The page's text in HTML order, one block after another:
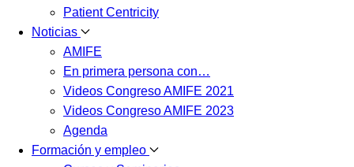
Patient Centricity
Noticias
AMIFE
En primera persona con…
Videos Congreso AMIFE 2021
Videos Congreso AMIFE 2023
Agenda
Formación y empleo